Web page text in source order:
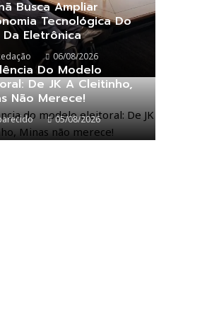
Busca Ampliar
Tecnológica Do
Da Eletrônica
06/08/2026
Do Modelo
De JK A Cleitinho,
Não Merece!
05/08/2026